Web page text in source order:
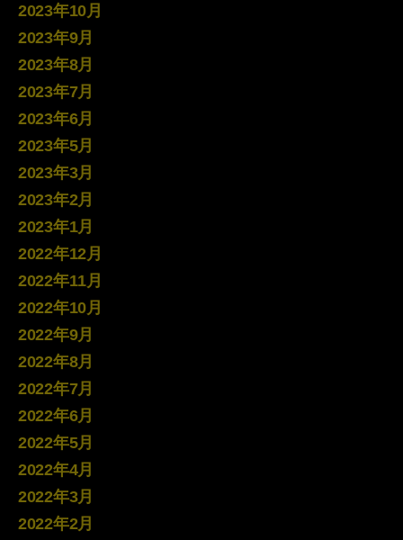
2023年10月
2023年9月
2023年8月
2023年7月
2023年6月
2023年5月
2023年3月
2023年2月
2023年1月
2022年12月
2022年11月
2022年10月
2022年9月
2022年8月
2022年7月
2022年6月
2022年5月
2022年4月
2022年3月
2022年2月